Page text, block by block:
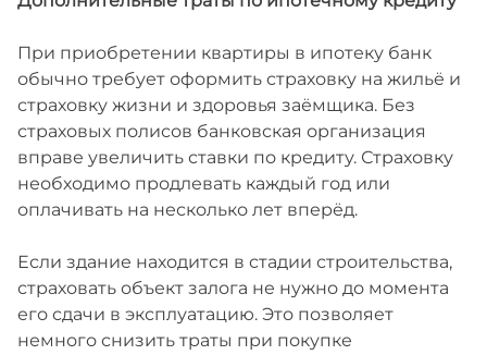
При приобретении квартиры в ипотеку банк
обычно требует оформить страховку на жильё и
страховку жизни и здоровья заёмщика. Без
страховых полисов банковская организация
вправе увеличить ставки по кредиту. Страховку
необходимо продлевать каждый год или
оплачивать на несколько лет вперёд.
Если здание находится в стадии строительства,
страховать объект залога не нужно до момента
его сдачи в эксплуатацию. Это позволяет
немного снизить траты при покупке